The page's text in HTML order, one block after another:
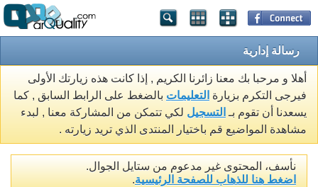
رسالة إدارية
أهلا و مرحبا بك معنا زائرنا الكريم , إذا كانت هذه زيارتك الأولى
فيرجى التكرم بزيارة التعليمات بالضغط على الرابط السابق , كما
يسعدنا أن تقوم بـ التسجيل لكي تتمكن من المشاركة معنا , لبدء
مشاهدة المواضيع قم باختيار المنتدى الذي تريد زيارته .
نأسف، المحتوى غير مدعوم من ستايل الجوال.
اضغط هنا للذهاب للصفحة الرئيسية.